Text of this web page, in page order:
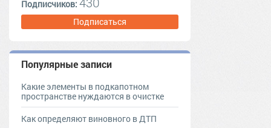
Подписчиков:
Подписаться
Популярные записи
Какие элементы в подкапотном
пространстве нуждаются в очистке
Как определяют виновного в ДТП